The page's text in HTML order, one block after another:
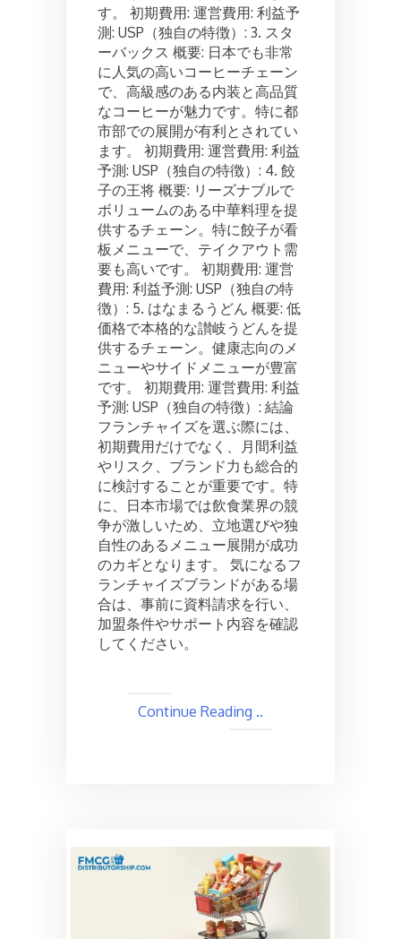
す。 初期費用: 運営費用: 利益予
測: USP（独自の特徴）: 3. スタ
ーバックス 概要: 日本でも非常
に人気の高いコーヒーチェーン
で、高級感のある内装と高品質
なコーヒーが魅力です。特に都
市部での展開が有利とされてい
ます。 初期費用: 運営費用: 利益
予測: USP（独自の特徴）: 4. 餃
子の王将 概要: リーズナブルで
ボリュームのある中華料理を提
供するチェーン。特に餃子が看
板メニューで、テイクアウト需
要も高いです。 初期費用: 運営
費用: 利益予測: USP（独自の特
徴）: 5. はなまるうどん 概要: 低
価格で本格的な讃岐うどんを提
供するチェーン。健康志向のメ
ニューやサイドメニューが豊富
です。 初期費用: 運営費用: 利益
予測: USP（独自の特徴）: 結論
フランチャイズを選ぶ際には、
初期費用だけでなく、月間利益
やリスク、ブランド力も総合的
に検討することが重要です。特
に、日本市場では飲食業界の競
争が激しいため、立地選びや独
自性のあるメニュー展開が成功
のカギとなります。 気になるフ
ランチャイズブランドがある場
合は、事前に資料請求を行い、
加盟条件やサポート内容を確認
してください。
Continue Reading ..